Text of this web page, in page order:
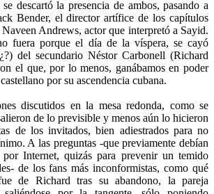
descartó la presencia de ambos, pasando a
Bender, el director artífice de los capítulos
Andrews, actor que interpretó a Sayid.
fuera porque el día de la víspera, se cayó
del secundario Néstor Carbonell (Richard
el que, por lo menos, ganábamos en poder
por su ascendencia cubana.
discutidos en la mesa redonda, como se
de lo previsible y menos aún lo hicieron
de los invitados, bien adiestrados para no
A las preguntas -que previamente debían
por Internet, quizás para prevenir un temido
de los fans más inconformistas, como qué
de Richard tras su abandono, la pareja